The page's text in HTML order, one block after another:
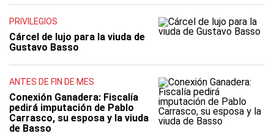
PRIVILEGIOS
Cárcel de lujo para la viuda de
Gustavo Basso
ANTES DE FIN DE MES
Conexión Ganadera: Fiscalía
pedirá imputación de Pablo
Carrasco, su esposa y la viuda
de Basso